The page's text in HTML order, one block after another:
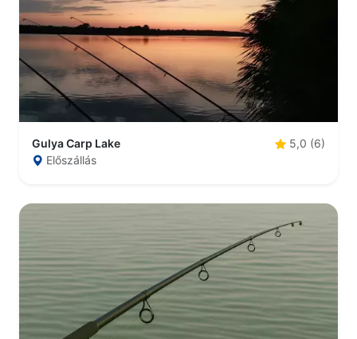
Gulya Carp Lake
5,0 (6)
Előszállás